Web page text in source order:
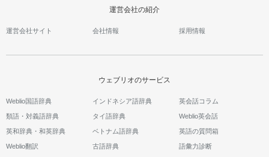
運営会社の紹介
運営会社サイト 会社情報 採用情報
ウェブリオのサービス
Weblio国語辞典
類語・対義語辞典
英和辞典・和英辞典
Weblio翻訳
インドネシア語辞典
タイ語辞典
ベトナム語辞典
古語辞典
英会話コラム
Weblio英会話
英語の質問箱
語彙力診断